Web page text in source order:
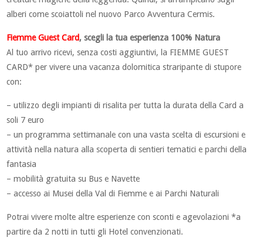
alberi come scoiattoli nel nuovo Parco Avventura Cermis.
Fiemme Guest Card, scegli la tua esperienza 100% Natura
Al tuo arrivo ricevi, senza costi aggiuntivi, la FIEMME GUEST
CARD* per vivere una vacanza dolomitica straripante di stupore
con:
– utilizzo degli impianti di risalita per tutta la durata della Card a
soli 7 euro
– un programma settimanale con una vasta scelta di escursioni e
attività nella natura alla scoperta di sentieri tematici e parchi della
fantasia
– mobilità gratuita su Bus e Navette
– accesso ai Musei della Val di Fiemme e ai Parchi Naturali
Potrai vivere molte altre esperienze con sconti e agevolazioni *a
partire da 2 notti in tutti gli Hotel convenzionati.